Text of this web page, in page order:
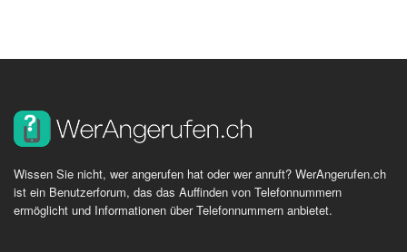
Wissen Sie nicht, wer angerufen hat oder wer anruft? WerAngerufen.ch
ist ein Benutzerforum, das das Auffinden von Telefonnummern
ermöglicht und Informationen über Telefonnummern anbietet.